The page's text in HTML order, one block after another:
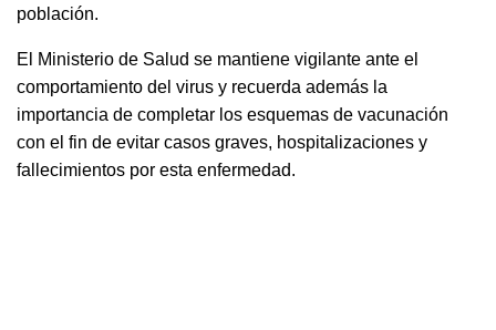
población.
El Ministerio de Salud se mantiene vigilante ante el
comportamiento del virus y recuerda además la
importancia de completar los esquemas de vacunación
con el fin de evitar casos graves, hospitalizaciones y
fallecimientos por esta enfermedad.